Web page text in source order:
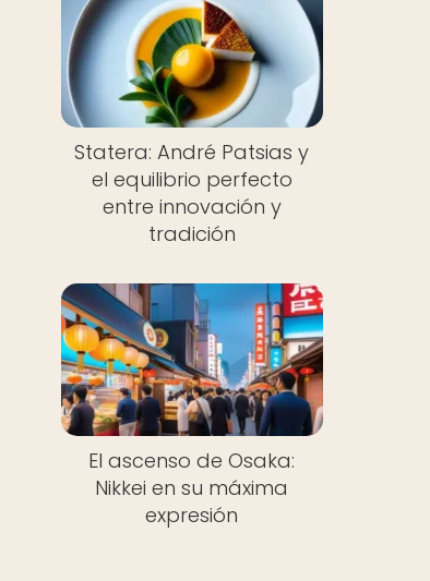
Statera: André Patsias y
el equilibrio perfecto
entre innovación y
tradición
El ascenso de Osaka:
Nikkei en su máxima
expresión